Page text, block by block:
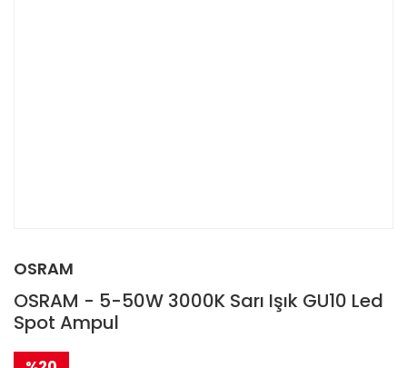
OSRAM
OSRAM - 5-50W 3000K Sarı Işık GU10 Led
Spot Ampul